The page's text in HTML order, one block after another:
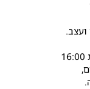
כף אחת בבוקר וכף נוספת בסביבות 16:00